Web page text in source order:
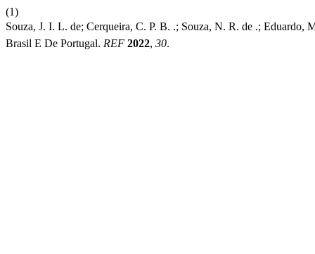
(1)
Souza, J. I. L. de; Cerqueira, C. P. B. .; Souza, N. R. de .; Eduardo,
Brasil E De Portugal. REF 2022, 30.